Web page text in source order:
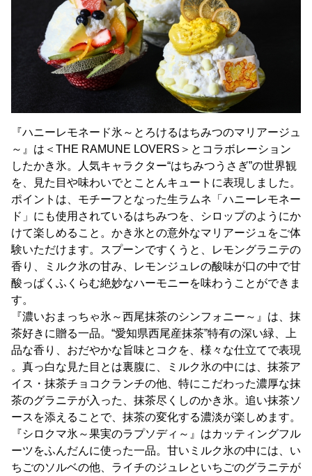
『ハニーレモネード氷～とろけるはちみつのマリアージュ
～』は＜THE RAMUNE LOVERS＞とコラボレーション
したかき氷。人気キャラクター“はちみつうさぎ”の世界観
を、見た目や味わいでとことんキュートに表現しました。
ポイントは、モチーフとなった生ラムネ「ハニーレモネー
ド」にも使用されているはちみつを、シロップのようにか
けて楽しめること。かき氷との意外なマリアージュをご体
験いただけます。スプーンですくうと、レモングラニテの
香り、ミルク氷の甘み、レモンジュレの酸味が口の中で甘
酸っぱくふくらむ絶妙なハーモニーを味わうことができま
す。
『濃いおまっちゃ氷～西尾抹茶のシンフォニー～』は、抹
茶好きに贈る一品。“愛知県西尾産抹茶”特有の深い緑、上
品な香り、おだやかな旨味とコクを、様々な仕立てで表現
。真っ白な見た目とは裏腹に、ミルク氷の中には、抹茶ア
イス・抹茶チョコクランチの他、特にこだわった濃厚な抹
茶のグラニテが入った、抹茶尽くしのかき氷。追い抹茶ソ
ースを添えることで、抹茶の変化する濃淡が楽しめます。
『シロクマ氷～果実のラプソディ～』はカッティングフル
ーツをふんだんに使った一品。甘いミルク氷の中には、い
ちごのソルベの他、ライチのジュレといちごのグラニテが